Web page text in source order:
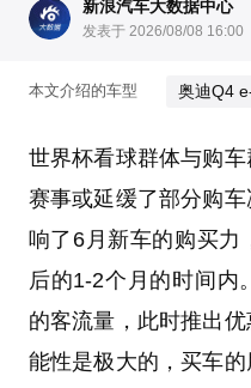
新浪汽车大数据中心
发表于 2026/08/08 16:00
本文介绍的车型 奥迪Q4
世界杯看球群体与购
赛事或延缓了部分购
响了6月新车的购买力
后的1-2个月的时间内
的客流量，此时推出
能性是极大的，买车